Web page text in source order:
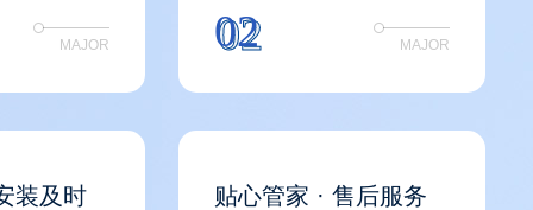
MAJOR 02
02 MAJOR
装及时 贴心管家 · 售后服务